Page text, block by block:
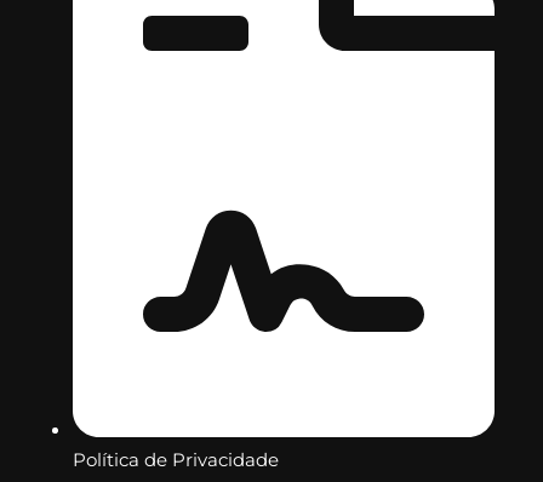
Política de Privacidade